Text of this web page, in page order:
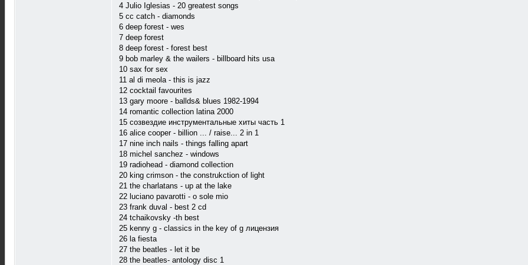
4 Julio Iglesias - 20 greatest songs
5 cc catch - diamonds
6 deep forest - wes
7 deep forest
8 deep forest - forest best
9 bob marley & the wailers - billboard hits usa
10 sax for sex
11 al di meola - this is jazz
12 cocktail favourites
13 gary moore - ballds& blues 1982-1994
14 romantic collection latina 2000
15 созвездие инструментальные хиты часть 1
16 alice cooper - billion ... / raise... 2 in 1
17 nine inch nails - things falling apart
18 michel sanchez - windows
19 radiohead - diamond collection
20 king crimson - the construkction of light
21 the charlatans - up at the lake
22 luciano pavarotti - o sole mio
23 frank duval - best 2 cd
24 tchaikovsky -th best
25 kenny g - classics in the key of g лицензия
26 la fiesta
27 the beatles - let it be
28 the beatles- antology disc 1